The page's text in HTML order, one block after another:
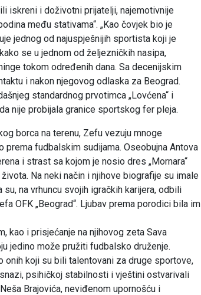
iskreni i doživotni prijatelji, najemotivnije
među stativama“. „Kao čovjek bio je
jednog od najuspješnijih sportista koji je
se u jednom od željezničkih nasipa,
tokom određenih dana. Sa decenijskim
i nakon njegovog odlaska za Beograd.
standardnog prvotimca „Lovćena“ i
nije probijala granice sportskog fer pleja.
borca na terenu, Zefu vezuju mnoge
prema fudbalskim sudijama. Oseobujna Antova
i strast sa kojom je nosio dres „Mornara“
Na neki način i njihove biografije su imale
na vrhuncu svojih igračkih karijera, odbili
OFK „Beograd“. Ljubav prema porodici bila im
kao i prisjećanje na njihovog zeta Sava
jedino može pružiti fudbalsko druženje.
koji su bili talentovani za druge sportove,
psihičkoj stabilnosti i vještini ostvarivali
Brajovića, neviđenom upornošću i